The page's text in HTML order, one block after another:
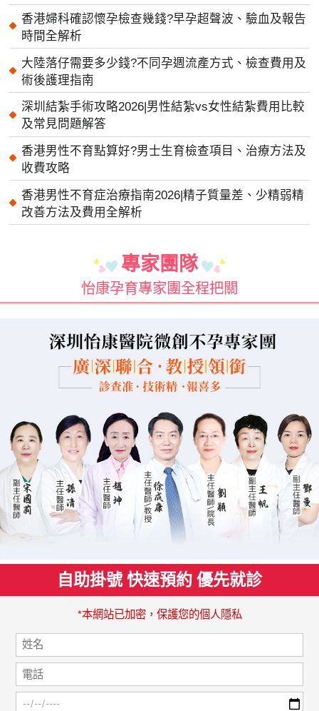
香港婦科確認懷孕檢查幾錢?早孕超聲波、驗血及報告
時間全解析
大陸落仔需要多少錢?不同孕週流產方式、檢查費用及
術後護理指南
深圳結紮手術攻略2026|男性結紮vs女性結紮費用比較
及常見問題解答
香港男性不育點算好?男士生育檢查項目、治療方法及
收費攻略
香港男性不育症治療指南2026|精子質量差、少精弱精
改善方法及費用全解析
專家團隊
怡康孕育專家團全程把關
自助掛號 快速預約 優先就診
*本網站已加密，保護您的個人隱私